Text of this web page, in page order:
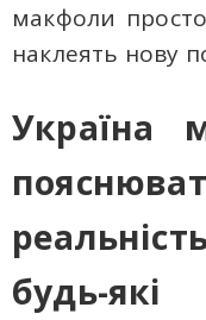
макфоли
наклеять нову
Україна
будь-